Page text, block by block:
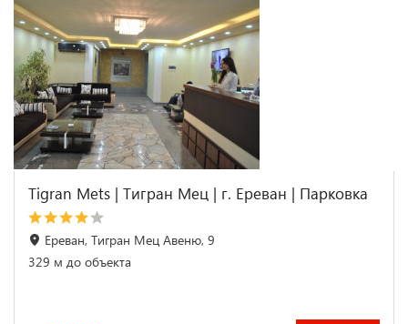
Tigran Mets | Тигран Мец | г. Ереван | Парковка
Ереван, Тигран Мец Авеню, 9
329 м до объекта